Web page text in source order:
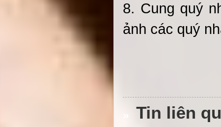
8. Cung quý
ảnh các quý
Tin liên